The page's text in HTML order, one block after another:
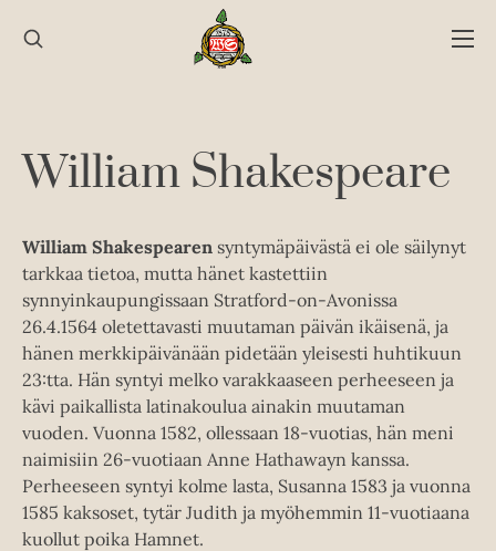
sisältöön
William Shakespeare
William Shakespearen syntymäpäivästä ei ole säilynyt
tarkkaa tietoa, mutta hänet kastettiin
synnyinkaupungissaan Stratford-on-Avonissa
26.4.1564 oletettavasti muutaman päivän ikäisenä, ja
hänen merkkipäivänään pidetään yleisesti huhtikuun
23:tta. Hän syntyi melko varakkaaseen perheeseen ja
kävi paikallista latinakoulua ainakin muutaman
vuoden. Vuonna 1582, ollessaan 18-vuotias, hän meni
naimisiin 26-vuotiaan Anne Hathawayn kanssa.
Perheeseen syntyi kolme lasta, Susanna 1583 ja vuonna
1585 kaksoset, tytär Judith ja myöhemmin 11-vuotiaana
kuollut poika Hamnet.